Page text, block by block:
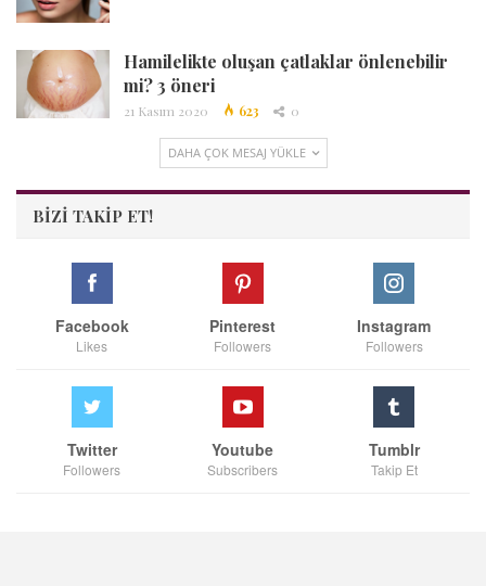
Hamilelikte oluşan çatlaklar önlenebilir
mi? 3 öneri
21 Kasım 2020 623 0
DAHA ÇOK MESAJ YÜKLE
BIZI TAKIP ET!
Facebook
Likes
Pinterest
Followers
Instagram
Followers
Twitter
Followers
Youtube
Subscribers
Tumblr
Takip Et